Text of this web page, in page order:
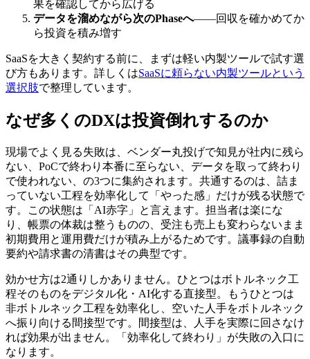
果を確認してから広げる
データを溜めながら次のPhaseへ——回収を確かめてか
ら投資を積み増す
SaaSを大きく契約する前に、まずは軽い内製ツールで試す選
び方もあります。詳しくはSaaSに頼らない内製ツールという
選択肢で整理しています。
なぜ多くのDXは投資倒れするのか
現場でよく見る失敗は、ベンダー丸投げで知見が社内に残ら
ない、PoCで終わり本番に至らない、データを取って終わり
で使われない、の3つに集約されます。共通するのは、詰ま
っていない工程を効率化して「やった感」だけが残る状態で
す。この状態は「AI赤字」と言えます。担当者は楽にな
り、帳票の体裁は整うものの、受注も売上も変わらないまま
初期費用と運用費だけが積み上がるためです。議事録の自動
要約や請求書の清書はその典型です。
効かせ方は2通りしかありません。ひとつはボトルネック工
程そのものをデジタル化・AI化する直接型。もうひとつは
非ボトルネック工程を効率化し、空いた人手をボトルネック
へ振り向ける間接型です。間接型は、人手を実際に回さなけ
れば効果が出ません。「効率化して終わり」が失敗の入口に
なります。